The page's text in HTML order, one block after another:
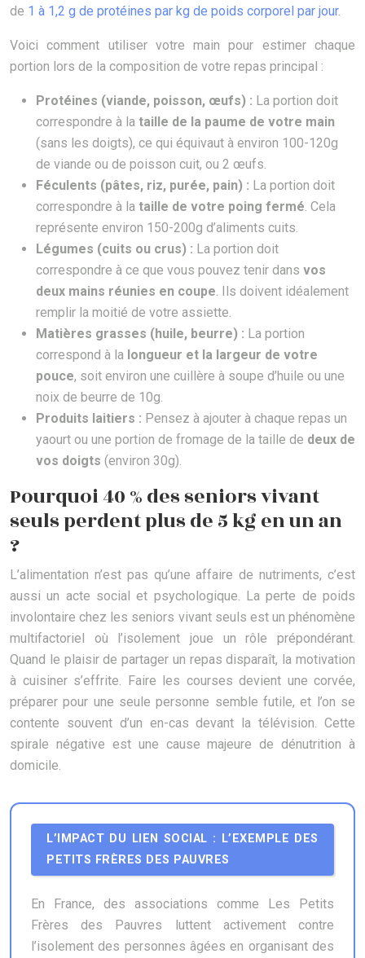
de 1 à 1,2 g de protéines par kg de poids corporel par jour.
Voici comment utiliser votre main pour estimer chaque
portion lors de la composition de votre repas principal :
Protéines (viande, poisson, œufs) : La portion doit
correspondre à la taille de la paume de votre main
(sans les doigts), ce qui équivaut à environ 100-120g
de viande ou de poisson cuit, ou 2 œufs.
Féculents (pâtes, riz, purée, pain) : La portion doit
correspondre à la taille de votre poing fermé . Cela
représente environ 150-200g d’aliments cuits.
Légumes (cuits ou crus) : La portion doit
correspondre à ce que vous pouvez tenir dans vos
deux mains réunies en coupe . Ils doivent idéalement
remplir la moitié de votre assiette.
Matières grasses (huile, beurre) : La portion
correspond à la longueur et la largeur de votre
pouce, soit environ une cuillère à soupe d’huile ou une
noix de beurre de 10g.
Produits laitiers : Pensez à ajouter à chaque repas un
yaourt ou une portion de fromage de la taille de deux de
vos doigts (environ 30g).
Pourquoi 40 % des seniors vivant
seuls perdent plus de 5 kg en un an
?
L’alimentation n’est pas qu’une affaire de nutriments, c’est
aussi un acte social et psychologique. La perte de poids
involontaire chez les seniors vivant seuls est un phénomène
multifactoriel où l’isolement joue un rôle prépondérant.
Quand le plaisir de partager un repas disparaît, la motivation
à cuisiner s’effrite. Faire les courses devient une corvée,
préparer pour une seule personne semble futile, et l’on se
contente souvent d’un en-cas devant la télévision. Cette
spirale négative est une cause majeure de dénutrition à
domicile.
L’IMPACT DU LIEN SOCIAL : L’EXEMPLE DES
PETITS FRÈRES DES PAUVRES
En France, des associations comme Les Petits
Frères des Pauvres luttent activement contre
l’isolement des personnes âgées en organisant des